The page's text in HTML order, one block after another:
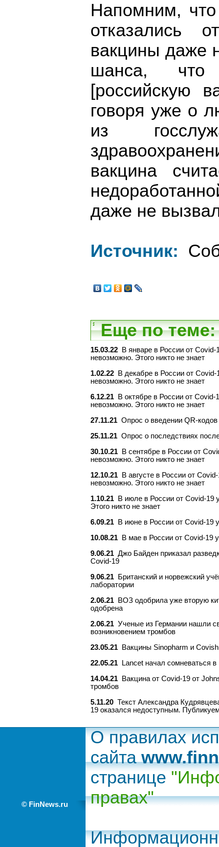
Напомним,
отказались
вакцины даже
шанса,
[российскую
говоря уже о
из
вакцина
даже не
Источник:
Еще по теме:
15.03.22
В январе в России от Covid-
невозможно. Этого никто не знает
1.02.22
В декабре в России от
невозможно. Этого никто не знает
6.12.21
В октябре в России от Covid-
невозможно. Этого никто не знает
27.11.21 Опрос о введении QR-
25.11.21 Опрос о последствиях
30.10.21
В сентябре в России от
невозможно. Этого никто не знает
12.10.21
В августе в России от
невозможно. Этого никто не знает
1.10.21
В июле в России от Covid-19
Этого никто не знает
6.09.21
В июне в России от Covid-19
10.08.21
В мае в России от Covid-19
9.06.21 Джо Байден приказал
Covid-19
9.06.21
Британский и норвежский
лаборатории
2.06.21
ВОЗ одобрила уже вторую
одобрена
2.06.21 Ученые из Германии нашли
возникновением тромбов
23.05.21
Вакцины Sinopharm и
22.05.21
Lancet начал сомневаться
14.04.21
Вакцина от Covid-19 от
тромбов
5.11.20 Текст Александра
19 оказался недоступным.
© FinNews.ru
О правилах
сайта
странице
правах"